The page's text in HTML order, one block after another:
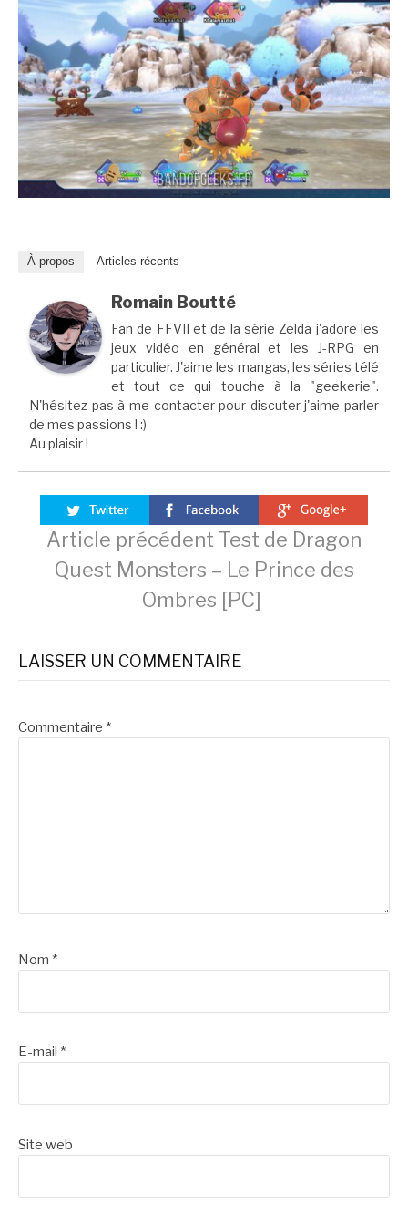
À propos Articles récents
Romain Boutté
Fan de FFVII et de la série Zelda j'adore les
jeux vidéo en général et les J-RPG en
particulier. J'aime les mangas, les séries télé
et tout ce qui touche à la "geekerie".
N'hésitez pas à me contacter pour discuter j'aime parler
de mes passions ! :)
Au plaisir !
Lire
suite
Article précédent Test de Dragon
Quest Monsters – Le Prince des
Ombres [PC]
LAISSER UN COMMENTAIRE
Commentaire *
Nom *
E-mail *
Site web